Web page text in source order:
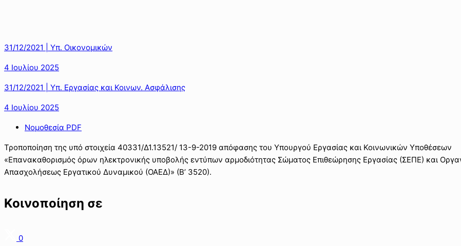
31/12/2021 | Υπ. Οικονομικών
4 Ιουλίου 2025
31/12/2021 | Υπ. Εργασίας και Κοινων. Ασφάλισης
4 Ιουλίου 2025
Νομοθεσία PDF
Τροποποίηση της υπό στοιχεία 40331/Δ1.13521/ 13-9-2019 απόφασης του Υπουργού Εργασίας και Κοινωνικών Υποθέσεων
«Επανακαθορισμός όρων ηλεκτρονικής υποβολής εντύπων αρμοδιότητας Σώματος Επιθεώρησης Εργασίας (ΣΕΠΕ) και
Απασχολήσεως Εργατικού Δυναμικού (ΟΑΕΔ)» (Β’ 3520).
Κοινοποίηση σε
0